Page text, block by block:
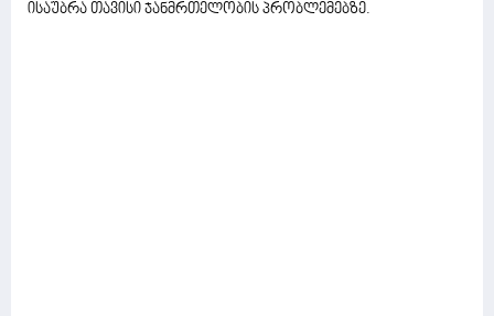
ისაუბრა თავისი ჯანმრთელობის პრობლემებზე.